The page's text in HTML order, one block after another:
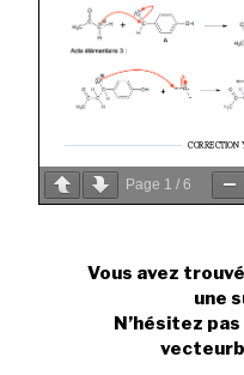
Page 1 / 6
Vous avez
une
N’hésitez pas